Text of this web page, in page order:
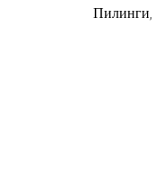
Пилинги,